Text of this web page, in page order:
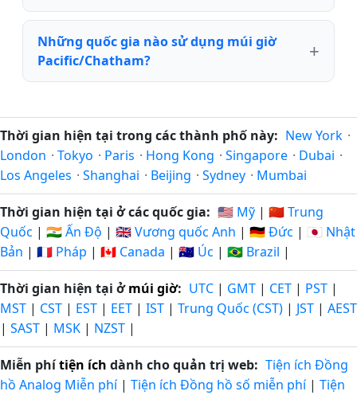
Những quốc gia nào sử dụng múi giờ
Pacific/Chatham?
Thời gian hiện tại trong các thành phố này: New York ·
London · Tokyo · Paris · Hong Kong · Singapore · Dubai ·
Los Angeles · Shanghai · Beijing · Sydney · Mumbai
Thời gian hiện tại ở các quốc gia: 🇺🇸 Mỹ | 🇨🇳 Trung
Quốc | 🇮🇳 Ấn Độ | 🇬🇧 Vương quốc Anh | 🇩🇪 Đức | 🇯🇵 Nhật
Bản | 🇫🇷 Pháp | 🇨🇦 Canada | 🇦🇺 Úc | 🇧🇷 Brazil |
Thời gian hiện tại ởmúi giờ: UTC | GMT | CET | PST |
MST | CST | EST | EET | IST | Trung Quốc (CST) | JST | AEST
| SAST | MSK | NZST |
Miễn phítiện ích dành cho quản trị web: Tiện ích Đồng
hồ Analog Miễn phí| Tiện ích Đồng hồ số miễn phí| Tiện